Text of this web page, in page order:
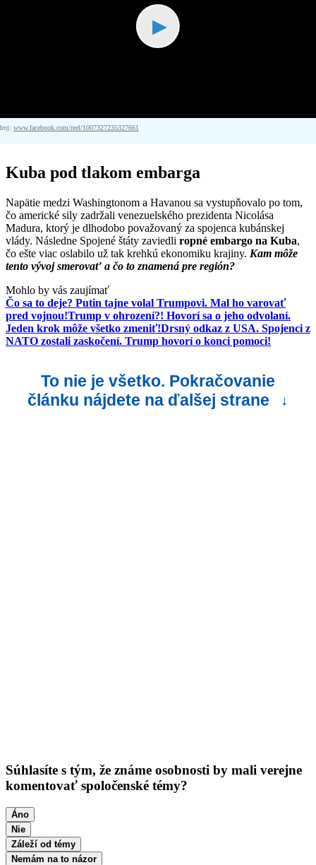
▶
www.facebook.com/reel/1007327235327661
Kuba pod tlakom embarga
Napätie medzi Washingtonom a Havanou sa vystupňovalo po tom,
čo americké sily zadržali venezuelského prezidenta Nicolása
Madura, ktorý je dlhodobo považovaný za spojenca kubánskej
vlády. Následne Spojené štáty zaviedli ropné embargo na Kuba,
čo ešte viac oslabilo už tak krehkú ekonomiku krajiny. Kam môže
tento vývoj smerovať a čo to znamená pre región?
Mohlo by vás zaujímať
Čo sa to deje? Putin tajne volal Trumpovi. Mal ho varovať
pred vojnou!Trump v ohrození?! Hovorí sa o jeho odvolaní.
Jeden krok môže všetko zmeniť!Drsný odkaz z USA. Spojenci z
NATO zostali zaskočení. Trump hovorí o konci pomoci!
To nie je všetko. Pokračovanie
článku nájdete na ďalšej strane
↓
Súhlasíte s tým, že známe osobnosti by mali verejne
komentovať spoločenské témy?
Áno
Nie
Záleží od témy
Nemám na to názor